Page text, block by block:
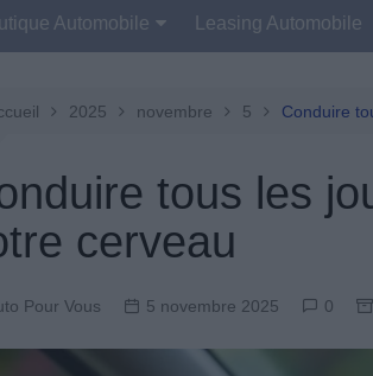
Automobile
Automobile
Boutique
Leasing Automobile
2025 novembre 5 Conduire
tous les
cerveau
Pour Vous 5 novembre 2025 0